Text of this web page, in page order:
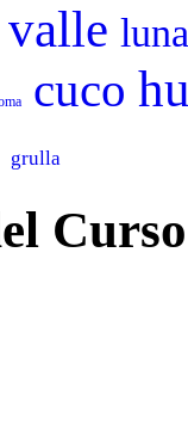
valle luna
cuco
grulla